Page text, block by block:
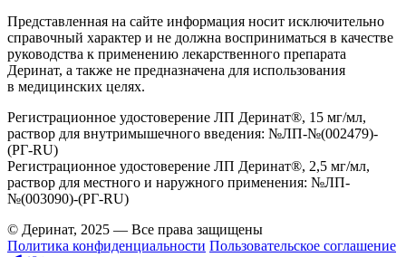
Представленная на сайте информация носит исключительно
справочный характер и не должна восприниматься в качестве
руководства к применению лекарственного препарата
Деринат, а также не предназначена для использования
в медицинских целях.
Регистрационное удостоверение ЛП Деринат®, 15 мг/мл,
раствор для внутримышечного введения: №ЛП-№(002479)-
(РГ-RU)
Регистрационное удостоверение ЛП Деринат®, 2,5 мг/мл,
раствор для местного и наружного применения: №ЛП-
№(003090)-(РГ-RU)
© Деринат, 2025 — Все права защищены
Политика конфиденциальности Пользовательское соглашение